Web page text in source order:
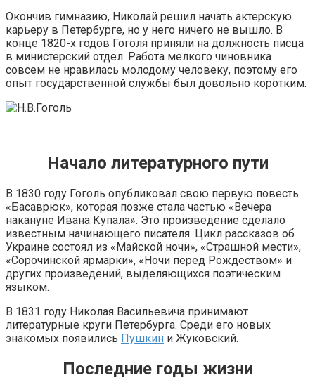
Окончив гимназию, Николай решил начать актерскую
карьеру в Петербурге, но у него ничего не вышло. В
конце 1820-х годов Гоголя приняли на должность писца
в министерский отдел. Работа мелкого чиновника
совсем не нравилась молодому человеку, поэтому его
опыт государственной службы был довольно коротким.
Начало литературного пути
В 1830 году Гоголь опубликовал свою первую повесть
«Басаврюк», которая позже стала частью «Вечера
накануне Ивана Купала». Это произведение сделало
известным начинающего писателя. Цикл рассказов об
Украине состоял из «Майской ночи», «Страшной мести»,
«Сорочинской ярмарки», «Ночи перед Рождеством» и
других произведений, выделяющихся поэтическим
языком.
В 1831 году Николая Васильевича принимают
литературные круги Петербурга. Среди его новых
знакомых появились Пушкин и Жуковский.
Последние годы жизни